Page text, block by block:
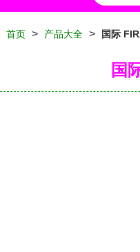
首页 > 产品大全 > 国际
国